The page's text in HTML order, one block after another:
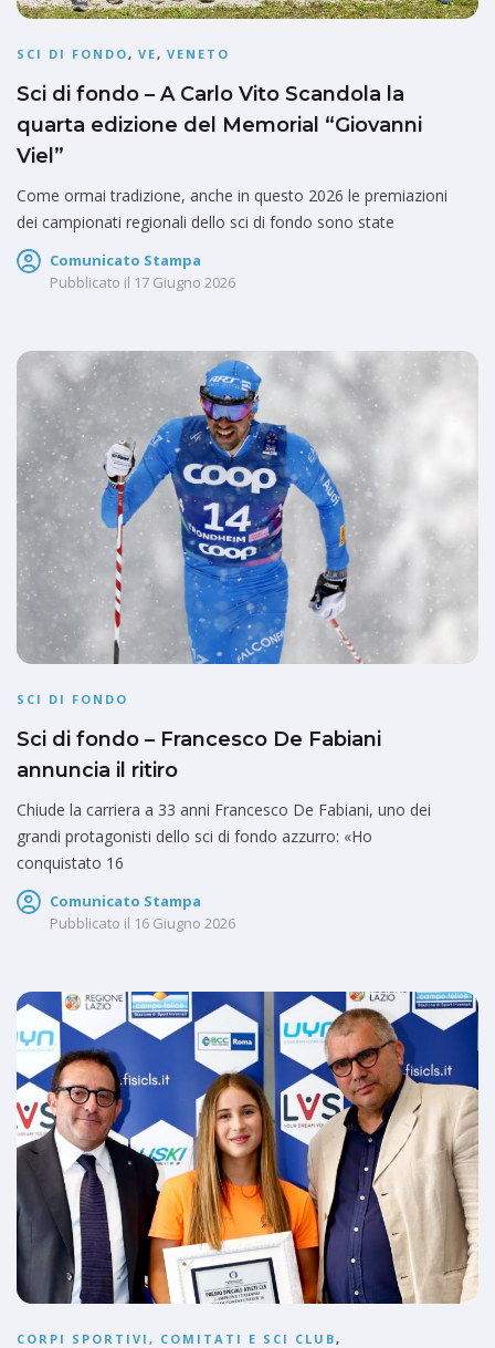
SCI DI FONDO, VE, VENETO
Sci di fondo – A Carlo Vito Scandola la
quarta edizione del Memorial “Giovanni
Viel”
Come ormai tradizione, anche in questo 2026 le premiazioni
dei campionati regionali dello sci di fondo sono state
Comunicato Stampa
Pubblicato il 17 Giugno 2026
SCI DI FONDO
Sci di fondo – Francesco De Fabiani
annuncia il ritiro
Chiude la carriera a 33 anni Francesco De Fabiani, uno dei
grandi protagonisti dello sci di fondo azzurro: «Ho
conquistato 16
Comunicato Stampa
Pubblicato il 16 Giugno 2026
CORPI SPORTIVI, COMITATI E SCI CLUB,